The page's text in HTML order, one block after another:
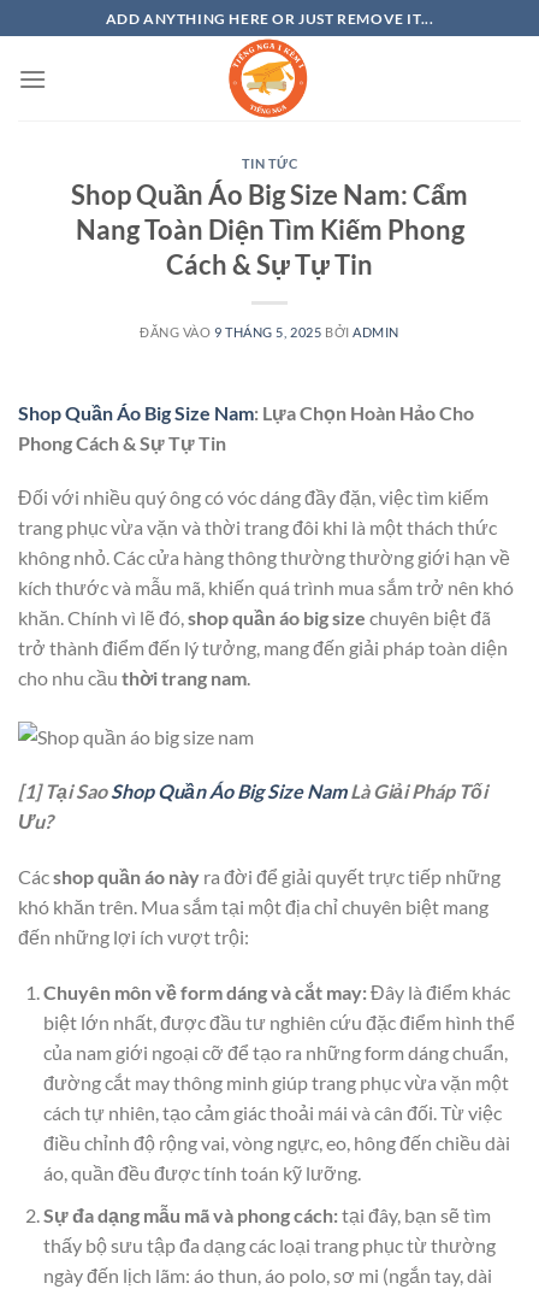
qua
nội
ADD ANYTHING HERE OR JUST REMOVE IT...
TIN TỨC
Shop Quần Áo Big Size Nam: Cẩm
Nang Toàn Diện Tìm Kiếm Phong
Cách & Sự Tự Tin
ĐĂNG VÀO 9 THÁNG 5, 2025 BỞI ADMIN
Shop Quần Áo Big Size Nam: Lựa Chọn Hoàn Hảo Cho
Phong Cách & Sự Tự Tin
Đối với nhiều quý ông có vóc dáng đầy đặn, việc tìm kiếm
trang phục vừa vặn và thời trang đôi khi là một thách thức
không nhỏ. Các cửa hàng thông thường thường giới hạn về
kích thước và mẫu mã, khiến quá trình mua sắm trở nên khó
khăn. Chính vì lẽ đó,shop quần áo big size chuyên biệt đã
trở thành điểm đến lý tưởng, mang đến giải pháp toàn diện
cho nhu cầu thời trang nam.
[1] Tại SaoShop Quần Áo Big Size NamLà Giải Pháp Tối
Ưu?
Cácshop quần áo này ra đời để giải quyết trực tiếp những
khó khăn trên. Mua sắm tại một địa chỉ chuyên biệt mang
đến những lợi ích vượt trội:
Chuyên môn về form dáng và cắt may:Đây là điểm khác
biệt lớn nhất, được đầu tư nghiên cứu đặc điểm hình thể
của nam giới ngoại cỡ để tạo ra những form dáng chuẩn,
đường cắt may thông minh giúp trang phục vừa vặn một
cách tự nhiên, tạo cảm giác thoải mái và cân đối. Từ việc
điều chỉnh độ rộng vai, vòng ngực, eo, hông đến chiều dài
áo, quần đều được tính toán kỹ lưỡng.
Sự đa dạng mẫu mã và phong cách:tại đây, bạn sẽ tìm
thấy bộ sưu tập đa dạng các loại trang phục từ thường
ngày đến lịch lãm: áo thun, áo polo, sơ mi (ngắn tay, dài